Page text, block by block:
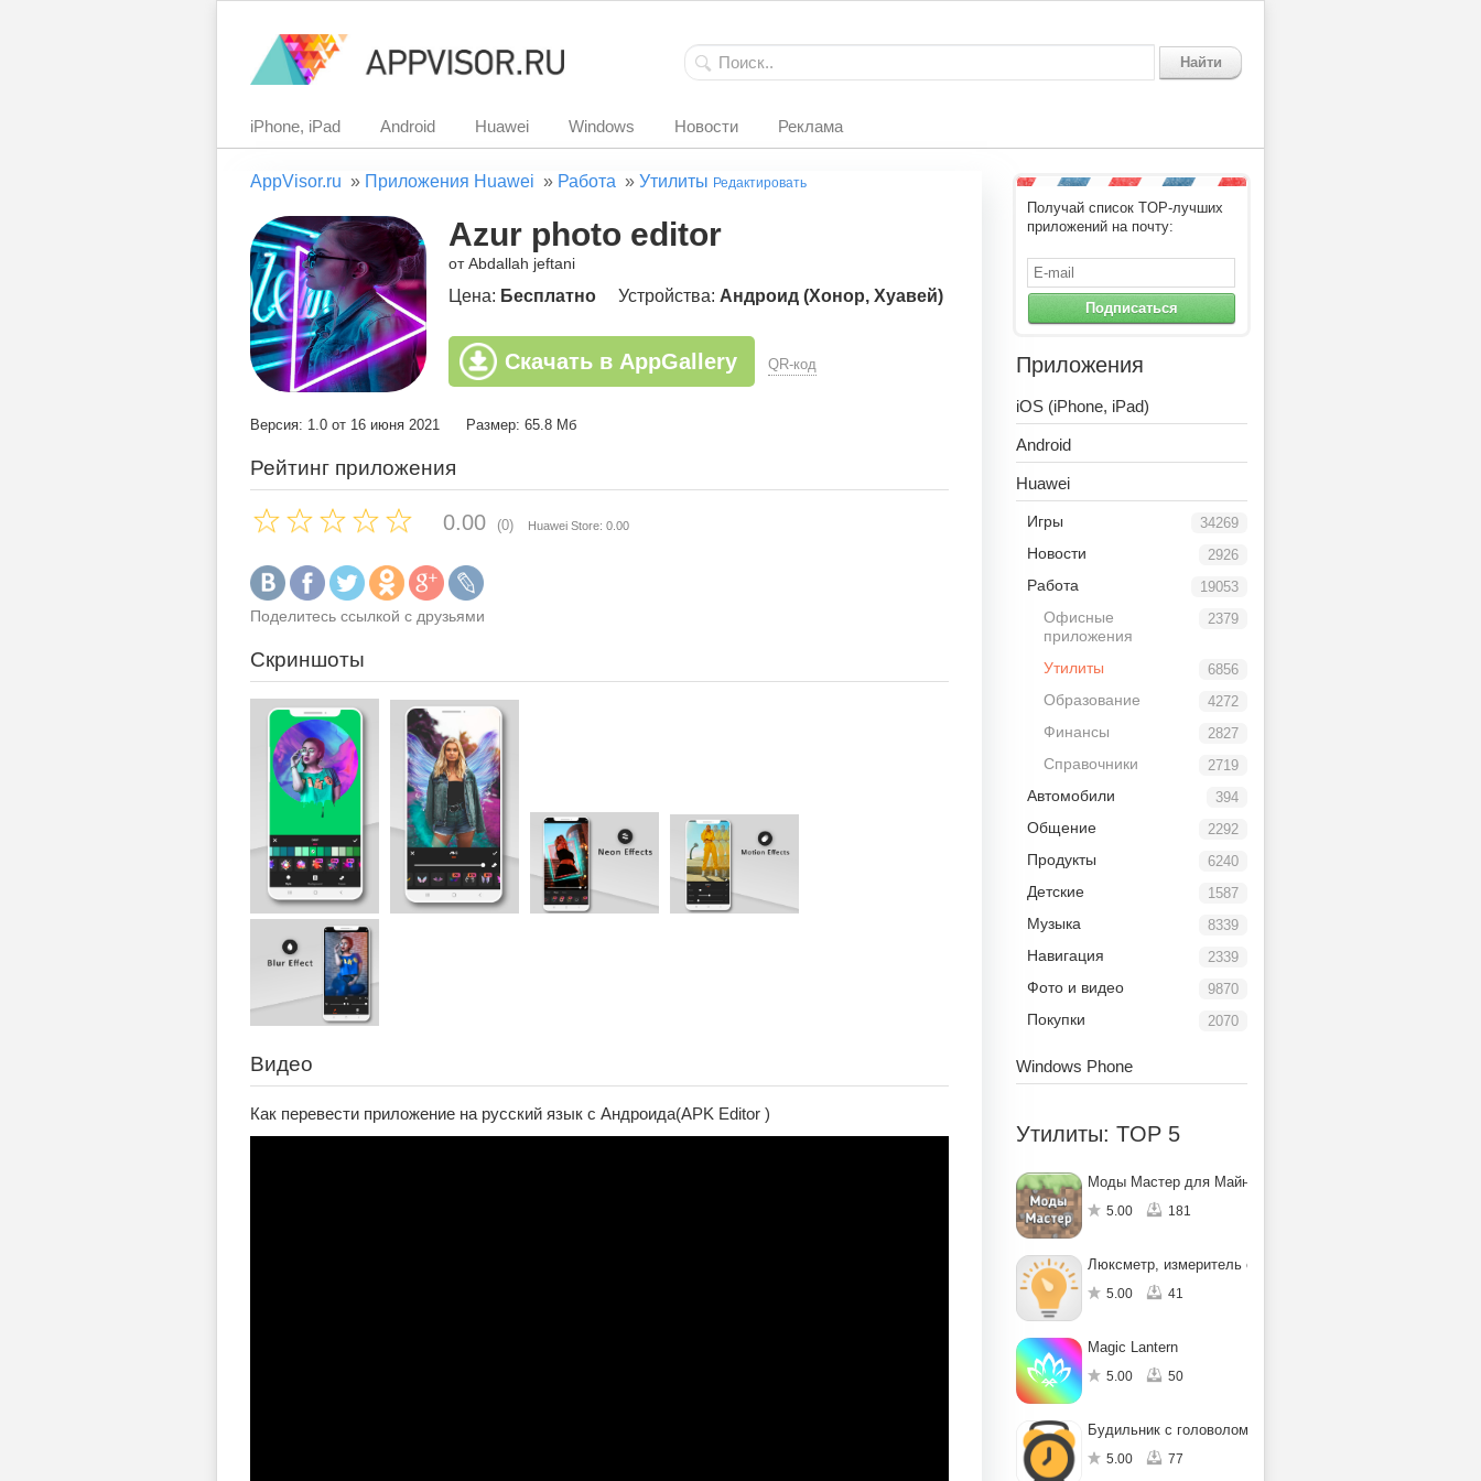
Найти
iPhone, iPad Android Huawei Windows Новости Реклама
AppVisor.ru » Приложения Huawei » Работа » Утилиты Редактировать
Azur photo editor
от Abdallah jeftani
Цена: Бесплатно Устройства: Андроид (Хонор, Хуавей)
Скачать в AppGallery QR-код
Версия: 1.0 от 16 июня 2021 Размер: 65.8 Мб
Рейтинг приложения
0.00 (0) Huawei Store: 0.00
Поделитесь ссылкой с друзьями
Скриншоты
Видео
Как перевести приложение на русский язык с Андроида(APK Editor )
Получай список TOP-лучших
приложений на почту:
Подписаться
Приложения
iOS (iPhone, iPad)
Android
Huawei
34269
Игры
2926
Новости
19053
Работа
2379
Офисные
приложения
6856
Утилиты
4272
Образование
2827
Финансы
2719
Справочники
394
Автомобили
2292
Общение
6240
Продукты
1587
Детские
8339
Музыка
2339
Навигация
9870
Фото и видео
2070
Покупки
Windows Phone
Утилиты: TOP 5
Моды Мастер для Майнкрафт ПЕ
5.00 181
Люксметр, измеритель освещенности
5.00 41
Magic Lantern
5.00 50
Будильник с головоломкой
5.00 77